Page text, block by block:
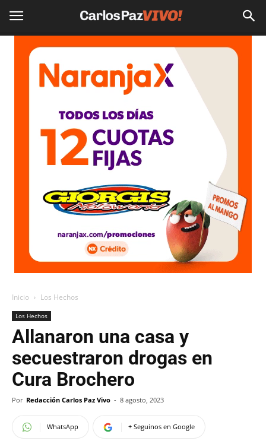
Inicio Los Hechos
Los Hechos
Allanaron una casa y
secuestraron drogas en
Cura Brochero
Por Redacción Carlos Paz Vivo - 8 agosto, 2023
WhatsApp + Seguinos en Google